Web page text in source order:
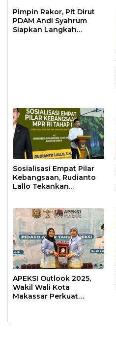
Pimpin Rakor, Plt Dirut
PDAM Andi Syahrum
Siapkan Langkah
Sosialisasi Empat Pilar
Kebangsaan, Rudianto
Lallo Tekankan
APEKSI Outlook 2025,
Wakil Wali Kota
Makassar Perkuat